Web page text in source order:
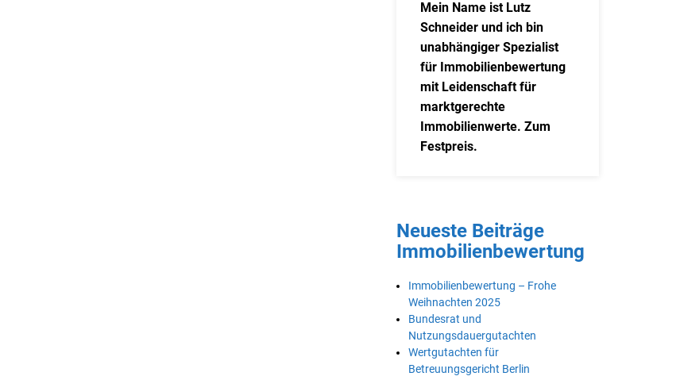
Mein Name ist Lutz
Schneider und ich bin
unabhängiger Spezialist
für Immobilienbewertung
mit Leidenschaft für
marktgerechte
Immobilienwerte. Zum
Festpreis.
Neueste Beiträge
Immobilienbewertung
Immobilienbewertung – Frohe
Weihnachten 2025
Bundesrat und
Nutzungsdauergutachten
Wertgutachten für
Betreuungsgericht Berlin